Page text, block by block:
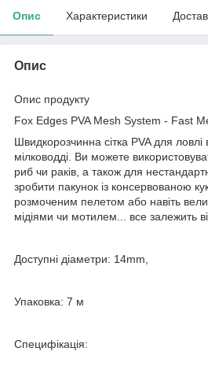
Опис Характеристики
Опис
Опис продукту
Fox Edges PVA Mesh System - Fast
Швидкорозчинна сітка PVA для ловлі
мілководді. Ви можете
риб чи раків, а також для
зробити пакунок із консервованою
розмоченим пелетом або навіть
мідіями чи мотилем... все залежить
Доступні діаметри: 14mm,
Упаковка: 7 м
Специфікація: